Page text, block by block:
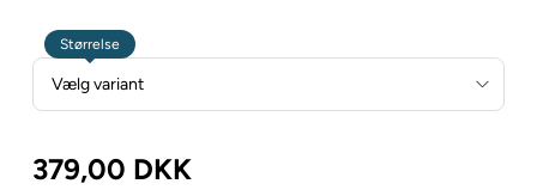
Størrelse
379,00 DKK